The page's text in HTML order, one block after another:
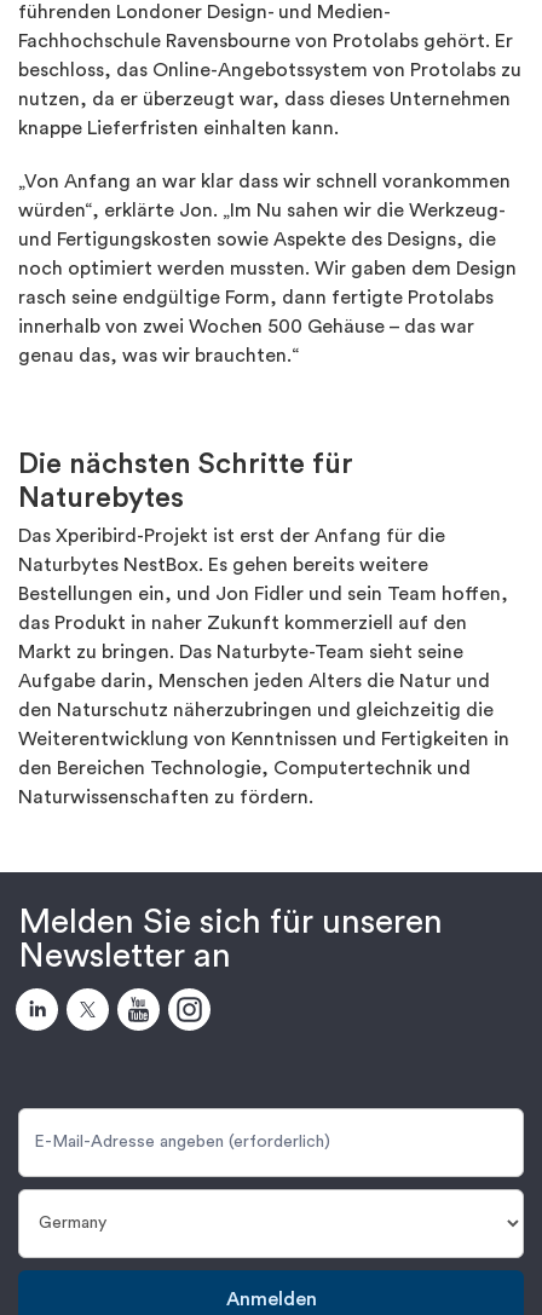
führenden Londoner Design- und Medien-
Fachhochschule Ravensbourne von Protolabs gehört. Er
beschloss, das Online-Angebotssystem von Protolabs zu
nutzen, da er überzeugt war, dass dieses Unternehmen
knappe Lieferfristen einhalten kann.
„Von Anfang an war klar dass wir schnell vorankommen
würden“, erklärte Jon. „Im Nu sahen wir die Werkzeug-
und Fertigungskosten sowie Aspekte des Designs, die
noch optimiert werden mussten. Wir gaben dem Design
rasch seine endgültige Form, dann fertigte Protolabs
innerhalb von zwei Wochen 500 Gehäuse – das war
genau das, was wir brauchten.“
Die nächsten Schritte für
Naturebytes
Das Xperibird-Projekt ist erst der Anfang für die
Naturbytes NestBox. Es gehen bereits weitere
Bestellungen ein, und Jon Fidler und sein Team hoffen,
das Produkt in naher Zukunft kommerziell auf den
Markt zu bringen. Das Naturbyte-Team sieht seine
Aufgabe darin, Menschen jeden Alters die Natur und
den Naturschutz näherzubringen und gleichzeitig die
Weiterentwicklung von Kenntnissen und Fertigkeiten in
den Bereichen Technologie, Computertechnik und
Naturwissenschaften zu fördern.
Melden Sie sich für unseren
Newsletter an
Anmelden